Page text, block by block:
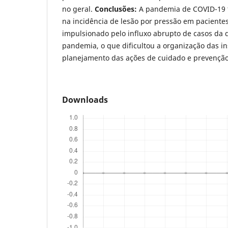
no geral. Conclusões: A pandemia de COVID-
na incidência de lesão por pressão em
impulsionado pelo influxo abrupto de casos da
pandemia, o que dificultou a organização das
planejamento das ações de cuidado e
Downloads